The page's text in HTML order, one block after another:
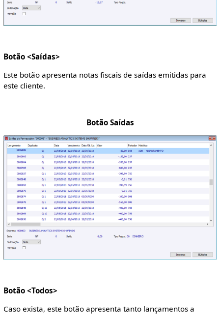
Botão <Saídas>
Este botão apresenta notas fiscais de saídas emitidas para
este cliente.
Botão Saídas
Botão <Todos>
Caso exista, este botão apresenta tanto lançamentos a